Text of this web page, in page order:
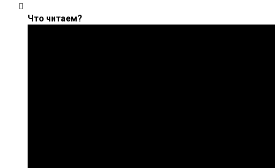
Что читаем?